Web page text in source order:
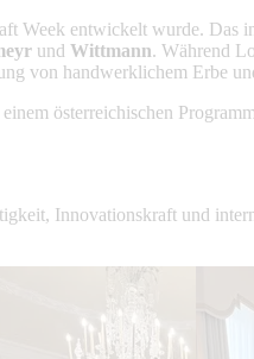
Week entwickelt wurde. Das
und Wittmann. Während
von handwerklichem Erbe
österreichischen
Innovationskraft und